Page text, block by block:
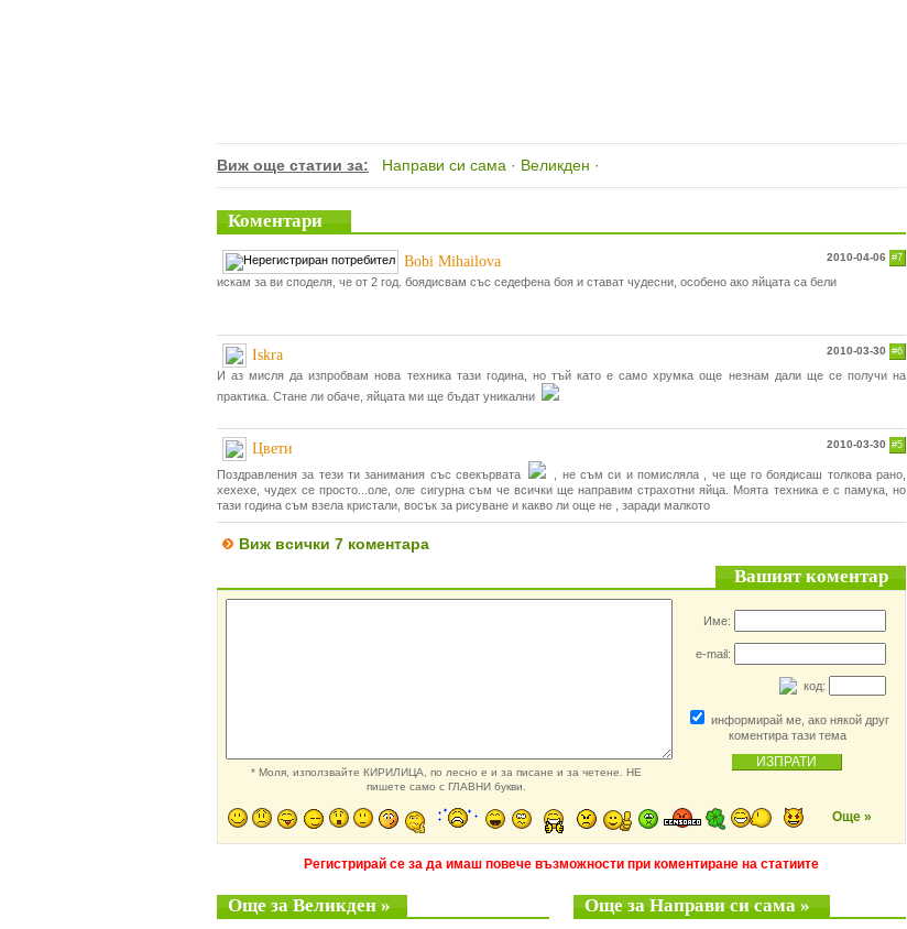
Виж още статии за: Направи си сама · Великден ·
Коментари
2010-04-06 #7
Bobi Mihailova
искам за ви споделя, че от 2 год. боядисвам със седефена боя и стават чудесни, особено ако яйцата са бели
2010-03-30 #6
Iskra
И аз мисля да изпробвам нова техника тази година, но тъй като е само хрумка още незнам дали ще се получи на
практика. Стане ли обаче, яйцата ми ще бъдат уникални
2010-03-30 #5
Цвети
Поздравления за тези ти занимания със свекървата
, не съм си и помисляла , че ще го боядисаш толкова рано,
хехехе, чудех се просто...оле, оле сигурна съм че всички ще направим страхотни яйца. Моята техника е с памука, но
тази година съм взела кристали, восък за рисуване и какво ли още не , заради малкото
Виж всички 7 коментара
Вашият коментар
* Моля, използвайте КИРИЛИЦА, по лесно е и за писане и за четене. НЕ
пишете само с ГЛАВНИ букви.
Име:
e-mail:
код:
информирай ме, ако някой друг
коментира тази тема
Още »
Регистрирай се за да имаш повече възможности при коментиране на статиите
Още за Великден » Още за Направи си сама »